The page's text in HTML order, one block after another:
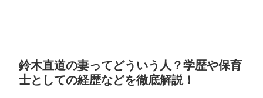
鈴木直道の妻ってどういう人？学歴や保育
士としての経歴などを徹底解説！